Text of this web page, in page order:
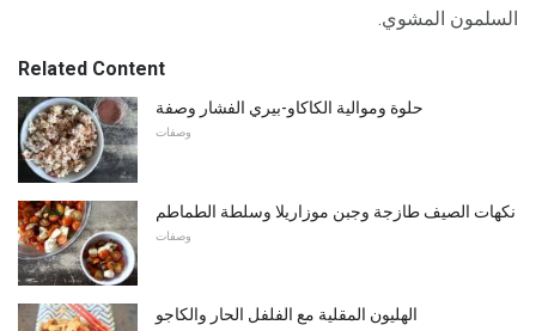
السلمون المشوي.
Related Content
حلوة وموالية الكاكاو-بيري الفشار وصفة
وصفات
نكهات الصيف طازجة وجبن موزاريلا وسلطة الطماطم
وصفات
الهليون المقلية مع الفلفل الحار والكاجو